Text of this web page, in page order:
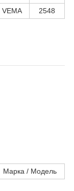
VEMA
2548
Марка / Модель